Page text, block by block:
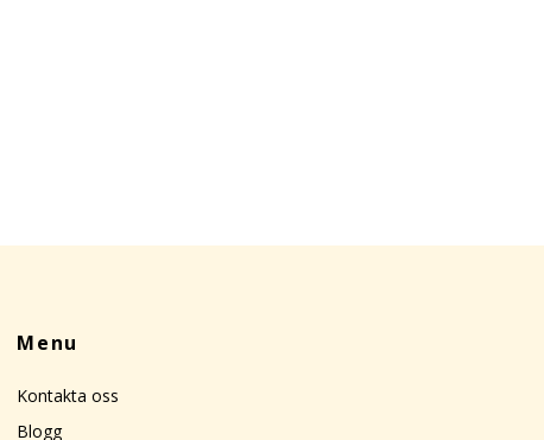
Menu
Kontakta oss
Blogg